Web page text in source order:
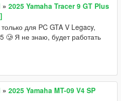
» 2025 Yamaha Tracer 9 GT Plus
для PC GTA V Legacy,
🥲 Я не знаю, будет работать
» 2025 Yamaha MT-09 V4 SP